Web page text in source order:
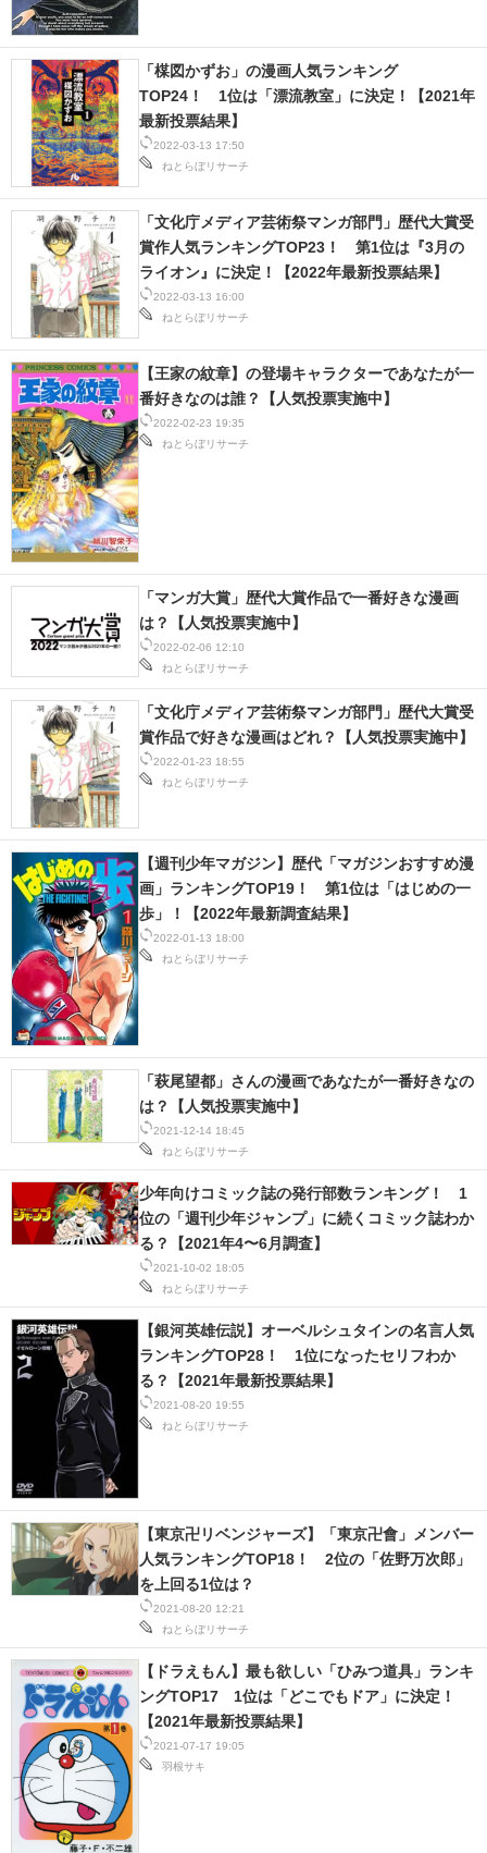
2022-03-13 17:50
ねとらぼリサーチ
「楳図かずお」の漫画人気ランキング
TOP24！ 1位は「漂流教室」に決定！【2021年
最新投票結果】
2022-03-13 16:00
ねとらぼリサーチ
「文化庁メディア芸術祭マンガ部門」歴代大賞受
賞作人気ランキングTOP23！ 第1位は『3月の
ライオン』に決定！【2022年最新投票結果】
2022-02-23 19:35
ねとらぼリサーチ
【王家の紋章】の登場キャラクターであなたが一
番好きなのは誰？【人気投票実施中】
2022-02-06 12:10
ねとらぼリサーチ
「マンガ大賞」歴代大賞作品で一番好きな漫画
は？【人気投票実施中】
2022-01-23 18:55
ねとらぼリサーチ
「文化庁メディア芸術祭マンガ部門」歴代大賞受
賞作品で好きな漫画はどれ？【人気投票実施中】
2022-01-13 18:00
ねとらぼリサーチ
【週刊少年マガジン】歴代「マガジンおすすめ漫
画」ランキングTOP19！ 第1位は「はじめの一
歩」！【2022年最新調査結果】
2021-12-14 18:45
ねとらぼリサーチ
「萩尾望都」さんの漫画であなたが一番好きなの
は？【人気投票実施中】
2021-10-02 18:05
ねとらぼリサーチ
少年向けコミック誌の発行部数ランキング！ 1
位の「週刊少年ジャンプ」に続くコミック誌わか
る？【2021年4〜6月調査】
2021-08-20 19:55
ねとらぼリサーチ
【銀河英雄伝説】オーベルシュタインの名言人気
ランキングTOP28！ 1位になったセリフわか
る？【2021年最新投票結果】
2021-08-20 12:21
ねとらぼリサーチ
【東京卍リベンジャーズ】「東京卍會」メンバー
人気ランキングTOP18！ 2位の「佐野万次郎」
を上回る1位は？
2021-07-17 19:05
羽根サキ
【ドラえもん】最も欲しい「ひみつ道具」ランキ
ングTOP17 1位は「どこでもドア」に決定！
【2021年最新投票結果】